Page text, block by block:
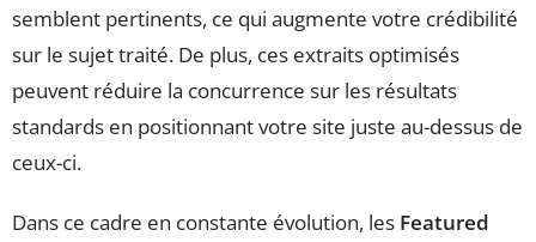
semblent pertinents, ce qui augmente votre crédibilité
sur le sujet traité. De plus, ces extraits optimisés
peuvent réduire la concurrence sur les résultats
standards en positionnant votre site juste au-dessus de
ceux-ci.
Dans ce cadre en constante évolution, les Featured